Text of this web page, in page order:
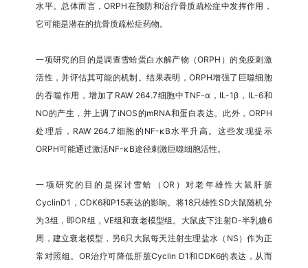
水平。总体而言，ORPH在预防和治疗骨质疏松症中发挥作用，
它可能是潜在的抗骨质疏松症药物。
一项研究的目的是调查雪蛤蛋白水解产物（ORPH）的免疫刺激
活性，并评估其可能的机制。结果表明，ORPH增强了巨噬细胞
的吞噬作用，增加了RAW 264.7细胞中TNF-α，IL-1β，IL-6和
NO的产生，并上调了iNOS的mRNA和蛋白表达。此外，ORPH
处理后，RAW 264.7细胞的NF-κB水平升高。这些发现提示
ORPH可能通过激活NF-κB途径刺激巨噬细胞活性。
一项研究的目的是探讨雪蛤（OR）对老年雄性大鼠肝脏
CyclinD1，CDK6和P15表达的影响。将18只雄性SD大鼠随机分
为3组，即OR组，VE组和衰老模型组。大鼠皮下注射D-半乳糖6
周，建立衰老模型，另6只大鼠每天注射生理盐水（NS）作为正
常对照组。OR治疗可降低肝脏Cyclin D1和CDK6的表达，从而